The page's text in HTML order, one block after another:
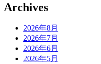
Archives
2026年8月
2026年7月
2026年6月
2026年5月